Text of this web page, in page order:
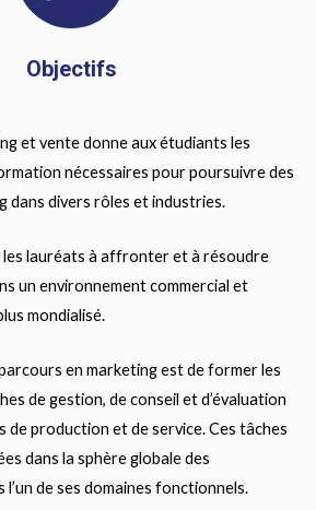
Objectifs
et vente donne aux étudiants les
nécessaires pour poursuivre des
dans divers rôles et industries.
les lauréats à affronter et à résoudre
un environnement commercial et
mondialisé.
en marketing est de former les
de gestion, de conseil et d’évaluation
de production et de service.Ces tâches
dans la sphère globale des
de ses domaines fonctionnels.